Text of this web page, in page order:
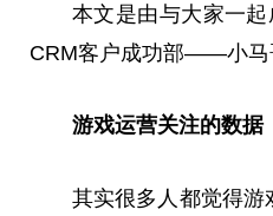
本文是由与大家一
CRM客户成功部——小马
游戏运营关注的数据
其实很多人都觉得游